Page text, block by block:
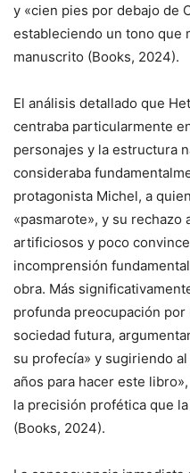
y «cien pies por debajo de
estableciendo un tono que
manuscrito (Books, 2024).
El análisis detallado que
centraba particularmente
personajes y la estructura
consideraba
protagonista Michel, a
«pasmarote», y su
artificiosos y poco
incomprensión
obra. Más
profunda preocupación
sociedad futura,
su profecía» y sugiriendo
años para hacer este
la precisión profética que
(Books, 2024).